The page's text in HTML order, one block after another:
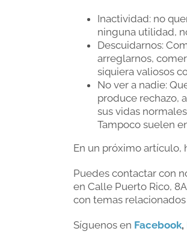
Inactividad: no
ninguna utilidad,
Descuidarnos:
arreglarnos,
siquiera valiosos
No ver a nadie:
produce rechazo,
sus vidas
Tampoco suelen
En un próximo artículo,
Puedes contactar con
en Calle Puerto Rico,
con temas
Síguenos en Facebook,